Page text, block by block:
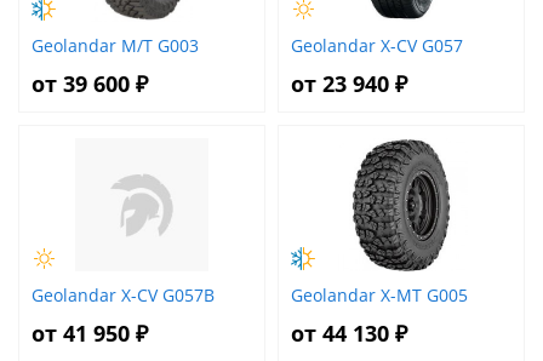
Geolandar M/T G003
от 39 600 ₽
Geolandar X-CV G057
от 23 940 ₽
Geolandar X-CV G057B
от 41 950 ₽
Geolandar X-MT G005
от 44 130 ₽